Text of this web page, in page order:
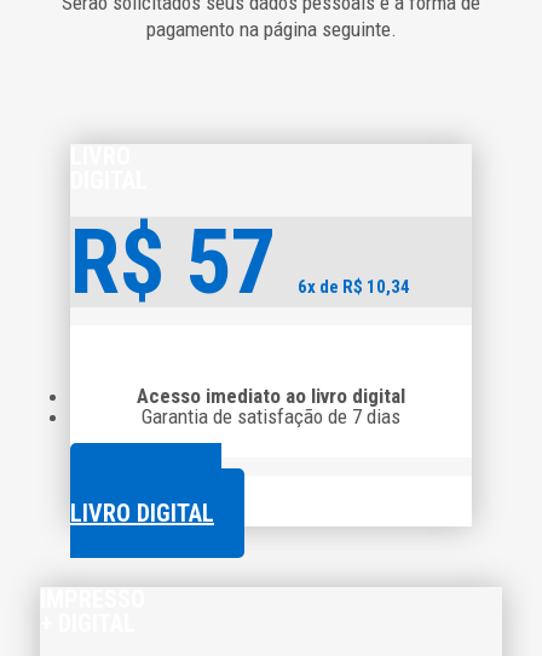
pagamento na página seguinte.
R$ 57 6x de R$ 10,34
Acesso imediato ao livro digital
Garantia de satisfação de 7 dias
LIVRO DIGITAL